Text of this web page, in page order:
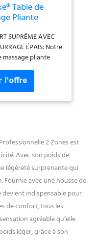
Table de
Pliante
Aluminium
Lit de
Table
Tatouage
avec Repose
de
Incluse
SUPRÊME AVEC
ÉPAIS: Notre
massage pliante
offre jusqu'à
rembourrage très
dans une
cellules fines de
en vinyle
à l'eau et à l'huile,
non seulement
de couchage
aussi une
pour une
de massage et
inégalée.
SANS ÉGALES:
une table
2 Zones est
Avec son poids de
légèreté surprenante qui
avec une housse de
devient indispensable pour
de confort, tous les
agréable qu’elle
léger, grâce à son